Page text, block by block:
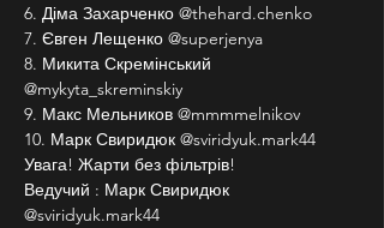
6. Діма Захарченко @thehard.chenko
7. Євген Лещенко @superjenya
8. Микита Скремінський
@mykyta_skreminskiy
9. Макс Мельников @mmmmelnikov
10. Марк Свиридюк @sviridyuk.mark44
Увага! Жарти без фільтрів!
Ведучий : Марк Свиридюк
@sviridyuk.mark44